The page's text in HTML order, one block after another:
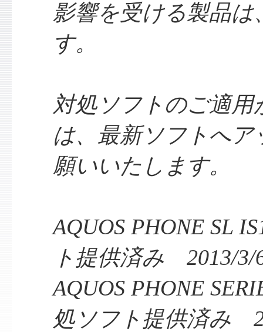
影響を受ける製品は
す。
対処ソフトのご適用
は、最新ソフトへア
願いいたします。
AQUOS PHONE SL
ト提供済み 2013/3/
AQUOS PHONE
処ソフト提供済み